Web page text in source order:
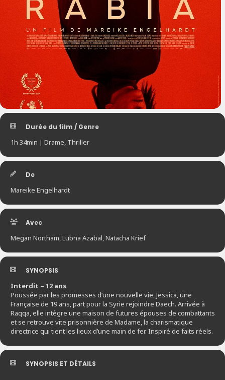
Durée du film / Genre
1h 34min | Drame, Thriller
De
Mareike Engelhardt
Avec
Megan Northam, Lubna Azabal, Natacha Krief
SYNOPSIS
Interdit – 12 ans
Poussée par les promesses d’une nouvelle vie, Jessica, une
Française de 19 ans, part pour la Syrie rejoindre Daech. Arrivée à
Raqqa, elle intègre une maison de futures épouses de combattants
et se retrouve vite prisonnière de Madame, la charismatique
directrice qui tient les lieux d’une main de fer. Inspiré de faits réels.
SYNOPSIS ET DÉTAILS